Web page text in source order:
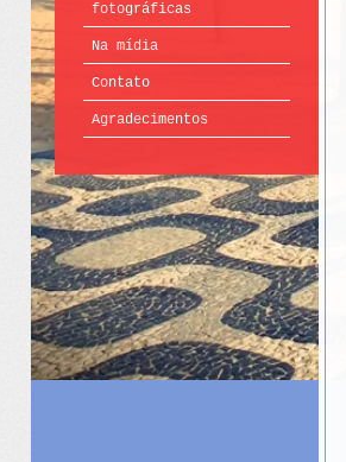
fotográficas
Na mídia
Contato
Agradecimentos